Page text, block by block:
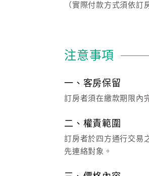
（實際付款方式須依訂
注意事項
一、客房保留
訂房者須在繳款期限內
二、權責範圍
訂房者於四方通行交易
先連絡對象。